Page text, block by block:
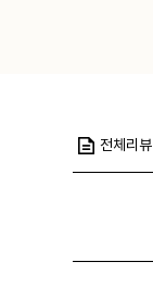
전체리뷰